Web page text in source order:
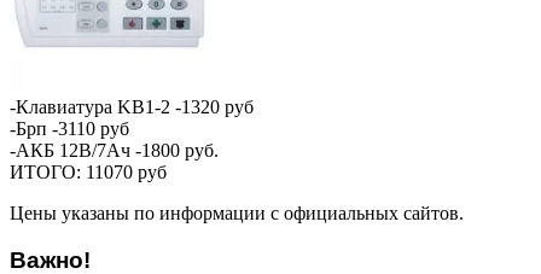
-Клавиатура KB1-2 -1320 руб
-Брп -3110 руб
-АКБ 12В/7Ач -1800 руб.
ИТОГО: 11070 руб
Цены указаны по информации с официальных сайтов.
Важно!